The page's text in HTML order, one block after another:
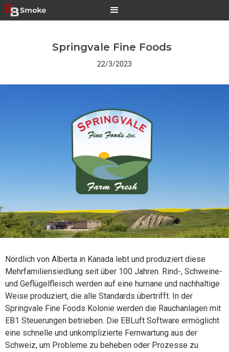
Springvale Fine Foods
22/3/2023
Nördlich von Alberta in Kanada lebt und produziert diese
Mehrfamiliensiedlung seit über 100 Jahren. Rind-, Schweine-
und Geflügelfleisch werden auf eine humane und nachhaltige
Weise produziert, die alle Standards übertrifft. In der
Springvale Fine Foods Kolonie werden die Rauchanlagen mit
EB1 Steuerungen betrieben. Die EBLuft Software ermöglicht
eine schnelle und unkomplizierte Fernwartung aus der
Schweiz, um Probleme zu beheben oder Prozesse zu